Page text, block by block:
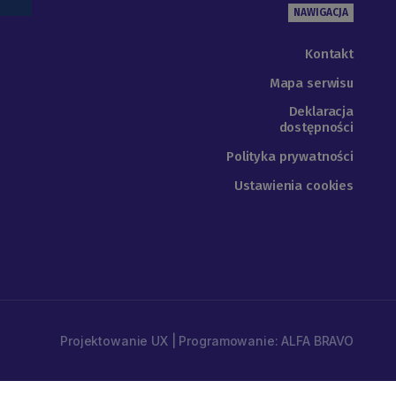
NAWIGACJA
Kontakt
Mapa serwisu
Deklaracja
dostępności
Polityka prywatności
Ustawienia cookies
Projektowanie UX | Programowanie: ALFA BRAVO